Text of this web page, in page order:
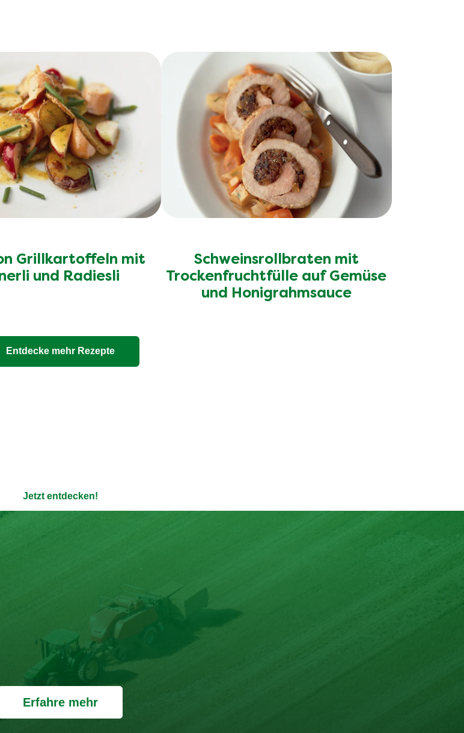
Grillkartoffeln mit
und Radiesli
Schweinsrollbraten mit
Trockenfruchtfülle auf Gemüse
und Honigrahmsauce
Entdecke mehr Rezepte
die Verpackung - ohne Zusatzstoffe und mit max. 10 Zutaten.
Jetzt entdecken!
Erfahre mehr